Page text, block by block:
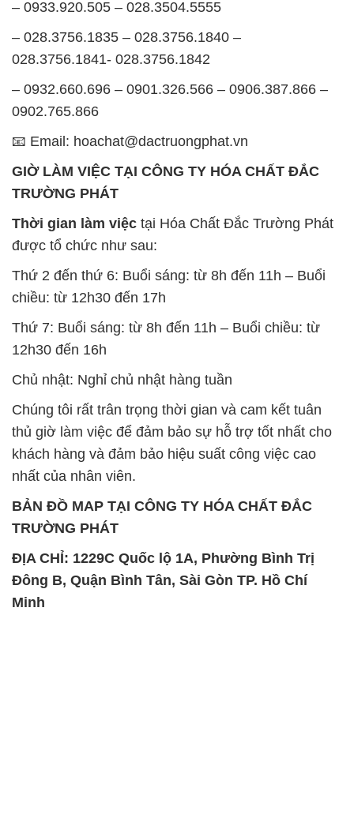
0902.765.866
📧 Email: hoachat@dactruongphat.vn
TRƯỜNG PHÁT
được tổ chức như sau:
Thứ 2 đến thứ 6: Buổi sáng: từ 8h đến 11h – Buổi
chiều: từ 12h30 đến 17h
Thứ 7: Buổi sáng: từ 8h đến 11h – Buổi chiều: từ
12h30 đến 16h
Chủ nhật: Nghỉ chủ nhật hàng tuần
thủ giờ làm việc để đảm bảo sự hỗ trợ tốt nhất cho
khách hàng và đảm bảo hiệu suất công việc cao
nhất của nhân viên.
BẢN ĐỒ MAP TẠI CÔNG TY HÓA CHẤT ĐẮC
TRƯỜNG PHÁT
ĐỊA CHỈ: 1229C Quốc lộ 1A, Phường Bình Trị
Đông B, Quận Bình Tân, Sài Gòn TP. Hồ Chí
Minh